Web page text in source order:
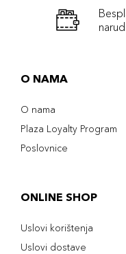
O NAMA
O nama
Plaza Loyalty Program
Poslovnice
ONLINE SHOP
Uslovi korištenja
Uslovi dostave